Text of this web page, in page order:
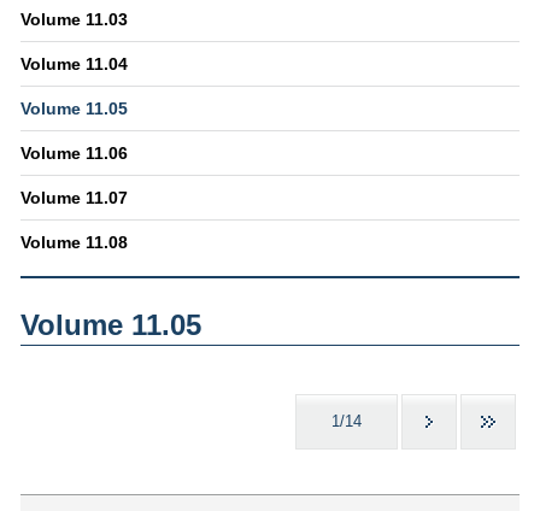
Volume 11.03
Volume 11.04
Volume 11.05
Volume 11.06
Volume 11.07
Volume 11.08
Volume 11.05
1/14